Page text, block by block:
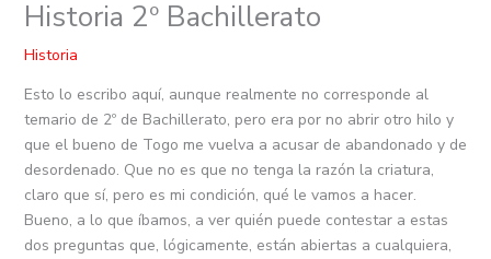
Historia 2º Bachillerato
Historia
Esto lo escribo aquí, aunque realmente no corresponde al
temario de 2º de Bachillerato, pero era por no abrir otro hilo y
que el bueno de Togo me vuelva a acusar de abandonado y de
desordenado. Que no es que no tenga la razón la criatura,
claro que sí, pero es mi condición, qué le vamos a hacer.
Bueno, a lo que íbamos, a ver quién puede contestar a estas
dos preguntas que, lógicamente, están abiertas a cualquiera,
a
s